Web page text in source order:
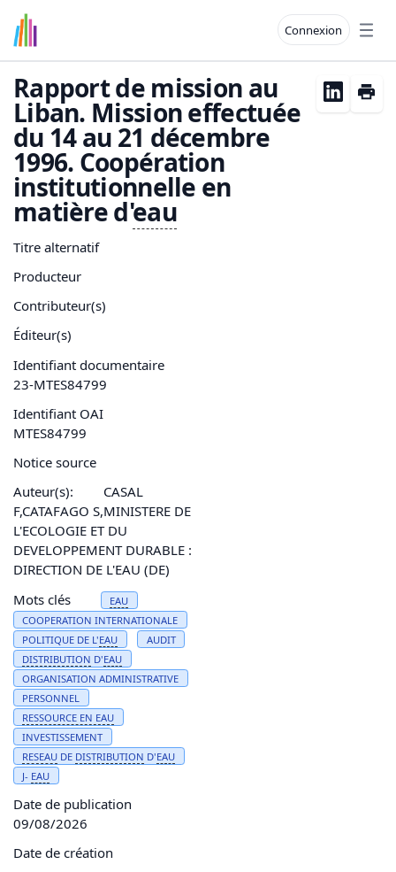
Connexion
Rapport de mission au
Liban. Mission effectuée
du 14 au 21 décembre
1996. Coopération
institutionnelle en
matière d'eau
Titre alternatif
Producteur
Contributeur(s)
Éditeur(s)
Identifiant documentaire
23-MTES84799
Identifiant OAI
MTES84799
Notice source
Auteur(s):
CASAL
F,CATAFAGO S,MINISTERE DE
L'ECOLOGIE ET DU
DEVELOPPEMENT DURABLE :
DIRECTION DE L'EAU (DE)
Mots clés
EAU
COOPERATION INTERNATIONALE
POLITIQUE DE L'EAU
AUDIT
DISTRIBUTION D'EAU
ORGANISATION ADMINISTRATIVE
PERSONNEL
RESSOURCE EN EAU
INVESTISSEMENT
RESEAU DE DISTRIBUTION D'EAU
J- EAU
Date de publication
09/08/2026
Date de création